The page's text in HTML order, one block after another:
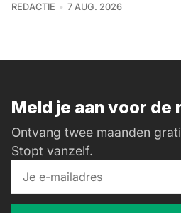
REDACTIE 7 AUG. 2026
Meld je aan voor de
Ontvang twee maanden
Stopt vanzelf.